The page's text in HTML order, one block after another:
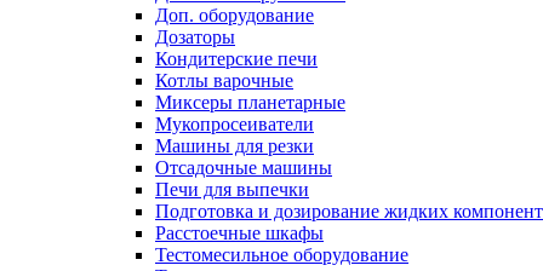
Доп. оборудование
Дозаторы
Кондитерские печи
Котлы варочные
Миксеры планетарные
Мукопросеиватели
Машины для резки
Отсадочные машины
Печи для выпечки
Подготовка и дозирование жидких
Расстоечные шкафы
Тестомесильное оборудование